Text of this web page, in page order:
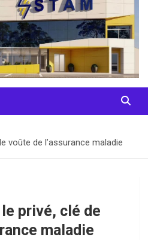
voûte de l’assurance maladie
privé, clé de
maladie